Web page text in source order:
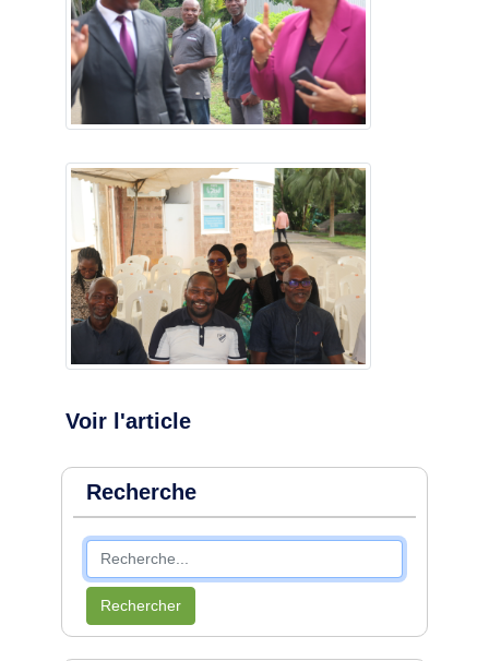
Voir l'article
Recherche
Rechercher